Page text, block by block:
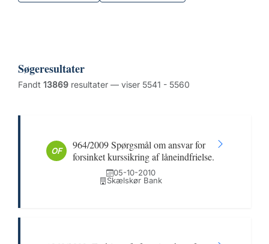
Søgeresultater
Fandt 13869 resultater — viser 5541 - 5560
OF
964/2009 Spørgsmål om ansvar for
forsinket kurssikring af låneindfrielse.
05-10-2010
Skælskør Bank